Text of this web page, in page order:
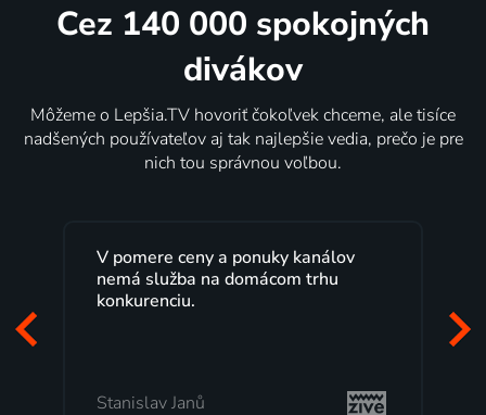
Cez 140 000 spokojných
divákov
Môžeme o Lepšia.TV hovoriť čokoľvek chceme, ale tisíce
nadšených používateľov aj tak najlepšie vedia, prečo je pre
nich tou správnou voľbou.
Lepšia.TV sledujem už niekoľko
rokov s maximálnou spokojnosťou.
Veľký výber programov a možnosť
Milada Tomešová